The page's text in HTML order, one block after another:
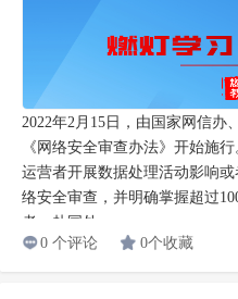
2022年2月15日，由国家网信办
《网络安全审查办法》开始施
运营者开展数据处理活动影响
络安全审查，并明确掌握超过
者，赴国外...
0 个评论
0个收藏